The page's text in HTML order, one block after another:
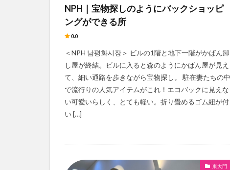
NPH｜宝物探しのようにバックショッピ
ングができる所
0.0
＜NPH 남평화시장＞ ビルの1階と地下一階がかばん卸
し屋が終結。ビルに入ると森のようにかばん屋が見え
て、細い通路を歩きながら宝物探し。 駐在妻たちの中
で流行りの人気アイテムがこれ！エコバックに見えな
い可愛いらしく、とても軽い。折り畳めるゴム紐が付
い […]
東大門